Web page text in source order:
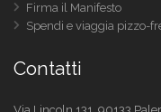
Firma il Manifesto
Spendi e viaggia pizzo-
Contatti